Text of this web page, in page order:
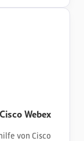
Cisco Webex
von Cisco